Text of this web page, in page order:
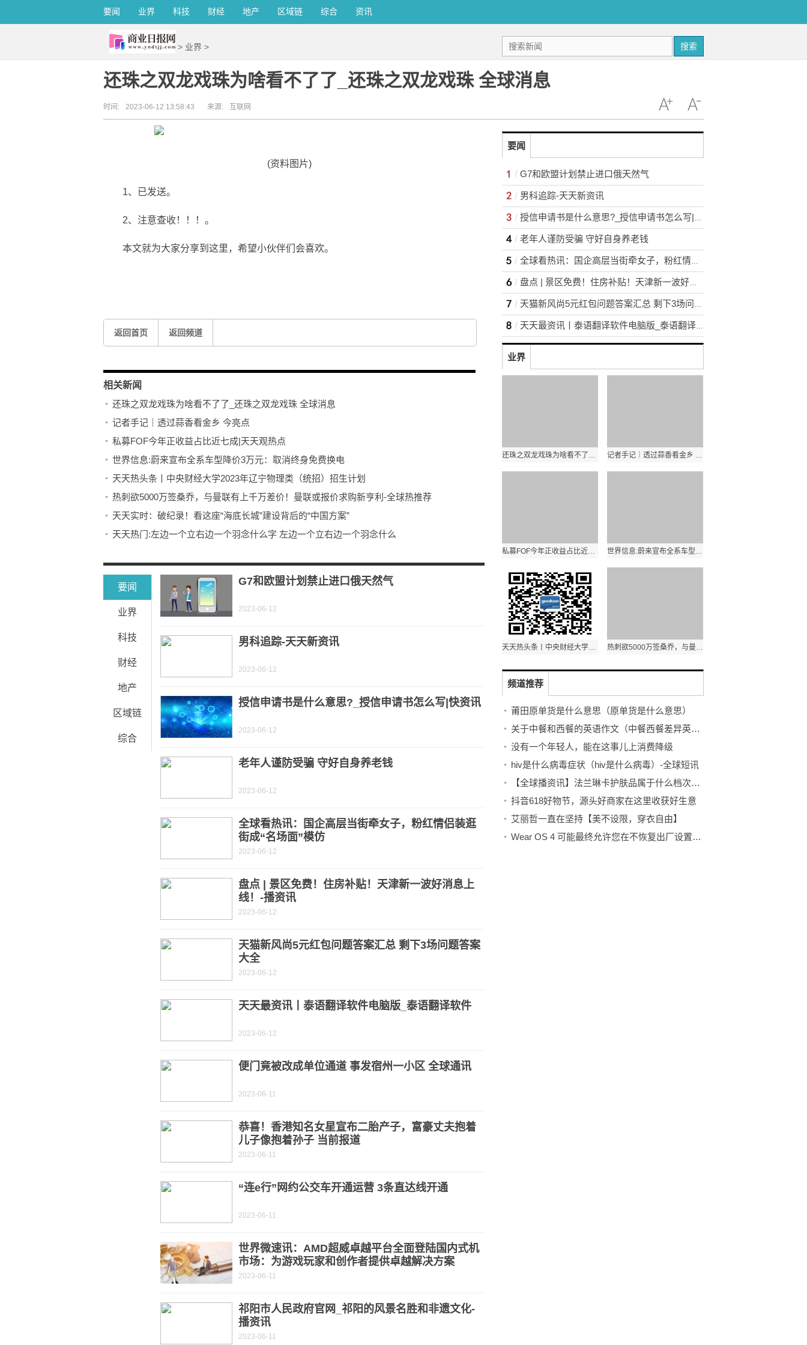
要闻 业界 科技 财经 地产 区域链 综合 资讯
> 业界 > 搜索
还珠之双龙戏珠为啥看不了了_还珠之双龙戏珠 全球消息
时间: 2023-06-12 13:58:43 来源: 互联网
(资料图片)
1、已发送。
2、注意查收！！！。
本文就为大家分享到这里，希望小伙伴们会喜欢。
返回首页 返回频道
相关新闻
还珠之双龙戏珠为啥看不了了_还珠之双龙戏珠 全球消息
记者手记｜透过蒜香看金乡 今亮点
私募FOF今年正收益占比近七成|天天观热点
世界信息:蔚来宣布全系车型降价3万元：取消终身免费换电
天天热头条丨中央财经大学2023年辽宁物理类（统招）招生计划
热刺欲5000万签桑乔，与曼联有上千万差价！曼联或报价求购新亨利-全球热推荐
天天实时：破纪录！看这座“海底长城”建设背后的“中国方案”
天天热门:左边一个立右边一个羽念什么字 左边一个立右边一个羽念什么
要闻
业界
科技
财经
地产
区域链
综合
G7和欧盟计划禁止进口俄天然气
2023-06-12
男科追踪-天天新资讯
2023-06-12
授信申请书是什么意思?_授信申请书怎么写|快资讯
2023-06-12
老年人谨防受骗 守好自身养老钱
2023-06-12
全球看热讯：国企高层当街牵女子，粉红情侣装逛
街成“名场面”模仿
2023-06-12
盘点 | 景区免费！住房补贴！天津新一波好消息上
线！-播资讯
2023-06-12
天猫新风尚5元红包问题答案汇总 剩下3场问题答案
大全
2023-06-12
天天最资讯丨泰语翻译软件电脑版_泰语翻译软件
2023-06-12
便门竟被改成单位通道 事发宿州一小区 全球通讯
2023-06-11
恭喜！香港知名女星宣布二胎产子，富豪丈夫抱着
儿子像抱着孙子 当前报道
2023-06-11
“连e行”网约公交车开通运营 3条直达线开通
2023-06-11
世界微速讯：AMD超威卓越平台全面登陆国内式机
市场：为游戏玩家和创作者提供卓越解决方案
2023-06-11
祁阳市人民政府官网_祁阳的风景名胜和非遗文化-
播资讯
2023-06-11
要闻
G7和欧盟计划禁止进口俄天然气
男科追踪-天天新资讯
授信申请书是什么意思?_授信申请书怎么写|快资讯
老年人谨防受骗 守好自身养老钱
全球看热讯：国企高层当街牵女子，粉红情侣装逛街成“名场面”模仿
盘点 | 景区免费！住房补贴！天津新一波好消息上线！-播资讯
天猫新风尚5元红包问题答案汇总 剩下3场问题答案大全
天天最资讯丨泰语翻译软件电脑版_泰语翻译软件
业界
还珠之双龙戏珠为啥看不了了_还珠之双龙戏珠 全球消息 记者手记｜透过蒜香看金乡 今亮点
私募FOF今年正收益占比近七成|天天观热点 世界信息:蔚来宣布全系车型降价3万元：取消终身免费换电
天天热头条丨中央财经大学2023年辽宁物理类（统招）招生计划 热刺欲5000万签桑乔，与曼联有上千万差价！曼联或报价求购新亨利-全球热推荐
频道推荐
莆田原单货是什么意思（原单货是什么意思）
关于中餐和西餐的英语作文（中餐西餐差异英语作文？） 当前速看
没有一个年轻人，能在这事儿上消费降级
hiv是什么病毒症状（hiv是什么病毒）-全球短讯
【全球播资讯】法兰琳卡护肤品属于什么档次（法兰琳卡护肤品）
抖音618好物节，源头好商家在这里收获好生意
艾丽哲一直在坚持【美不设限，穿衣自由】
Wear OS 4 可能最终允许您在不恢复出厂设置的情况下切换手机 每日速讯